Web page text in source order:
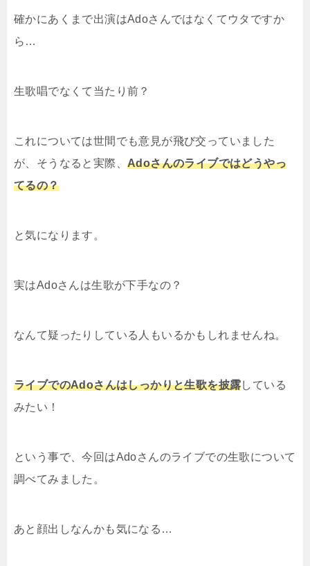
確かにあくまで出演はAdoさんではなくてウタですか
ら…
生歌唱でなくて当たり前？
これについては世間でも意見が飛び交っていました
が、そうなると実際、 Adoさんのライブではどうやっ
てるの？
と気になります。
実はAdoさんは生歌が下手なの？
なんて疑ったりしている人もいるかもしれませんね。
ライブでのAdoさんはしっかりと生歌を披露している
みたい！
という事で、今回はAdoさんのライブでの生歌について
調べてみました。
あと顔出しなんかも気になる…